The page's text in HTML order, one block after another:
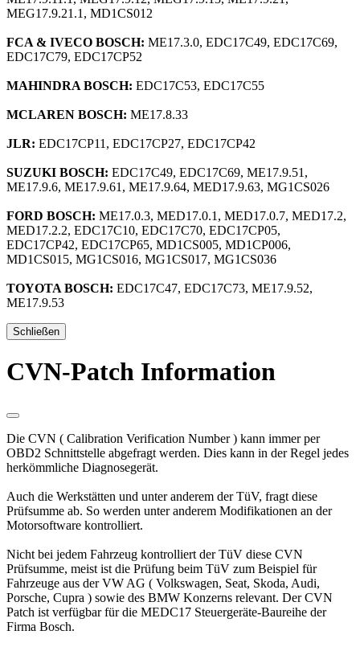
MEG17.9.21.1, MD1CS012
FCA & IVECO BOSCH: ME17.3.0, EDC17C49, EDC17C69,
EDC17C79, EDC17CP52
MAHINDRA BOSCH: EDC17C53, EDC17C55
MCLAREN BOSCH: ME17.8.33
JLR: EDC17CP11, EDC17CP27, EDC17CP42
SUZUKI BOSCH: EDC17C49, EDC17C69, ME17.9.51,
ME17.9.6, ME17.9.61, ME17.9.64, MED17.9.63, MG1CS026
FORD BOSCH: ME17.0.3, MED17.0.1, MED17.0.7, MED17.2,
MED17.2.2, EDC17C10, EDC17C70, EDC17CP05,
EDC17CP42, EDC17CP65, MD1CS005, MD1CP006,
MD1CS015, MG1CS016, MG1CS017, MG1CS036
TOYOTA BOSCH: EDC17C47, EDC17C73, ME17.9.52,
ME17.9.53
Schließen
CVN-Patch Information
Die CVN ( Calibration Verification Number ) kann immer per
OBD2 Schnittstelle abgefragt werden. Dies kann in der Regel jedes
herkömmliche Diagnosegerät.
Auch die Werkstätten und unter anderem der TüV, fragt diese
Prüfsumme ab. So werden unter anderem Modifikationen an der
Motorsoftware kontrolliert.
Nicht bei jedem Fahrzeug kontrolliert der TüV diese CVN
Prüfsumme, meist ist die Prüfung beim TüV zum Beispiel für
Fahrzeuge aus der VW AG ( Volkswagen, Seat, Skoda, Audi,
Porsche, Cupra ) sowie des BMW Konzerns relevant. Der CVN
Patch ist verfügbar für die MEDC17 Steuergeräte-Baureihe der
Firma Bosch.